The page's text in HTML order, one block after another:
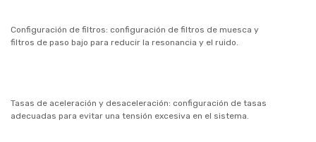
Configuración de filtros: configuración de filtros de muesca y
filtros de paso bajo para reducir la resonancia y el ruido.
Tasas de aceleración y desaceleración: configuración de tasas
adecuadas para evitar una tensión excesiva en el sistema.